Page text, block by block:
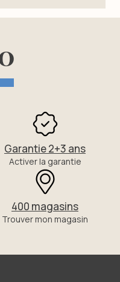
Garantie 2+3 ans
Activer la garantie
400 magasins
Trouver mon magasin